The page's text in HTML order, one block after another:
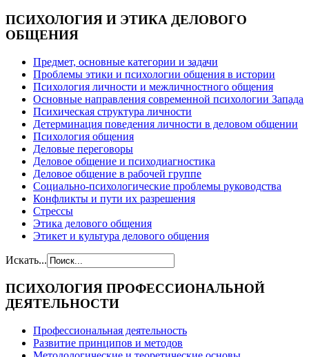
ПСИХОЛОГИЯ И ЭТИКА ДЕЛОВОГО
ОБЩЕНИЯ
Предмет, основные категории и задачи
Проблемы этики и психологии общения в истории
Психология личности и межличностного общения
Основные направления современной психологии Запада
Психическая структура личности
Детерминация поведения личности в деловом общении
Психология общения
Деловые переговоры
Деловое общение и психодиагностика
Деловое общение в рабочей группе
Cоциально-психологические проблемы руководства
Конфликты и пути их разрешения
Стрессы
Этика делового общения
Этикет и культура делового общения
Искать...
ПСИХОЛОГИЯ ПРОФЕССИОНАЛЬНОЙ
ДЕЯТЕЛЬНОСТИ
Профессиональная деятельность
Развитие принципов и методов